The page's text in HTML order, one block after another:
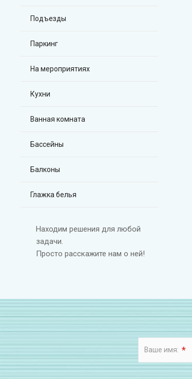
Подъезды
Паркинг
На мероприятиях
Кухни
Ванная комната
Бассейны
Балконы
Глажка белья
Находим решения для любой
задачи.
Просто расскажите нам о ней!
Ваше имя: *